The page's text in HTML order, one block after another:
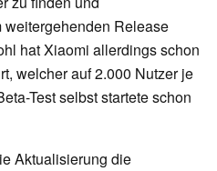
Release
hat Xiaomi allerdings schon
welcher auf 2.000 Nutzer je
Test selbst startete schon
Aktualisierung die